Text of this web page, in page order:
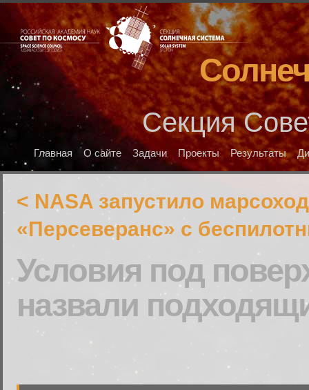
Секция
Главная О сайте Задачи Проекты Результаты
< NASA запустило марсоход
«Персеверанс» с
Условия под
назвали